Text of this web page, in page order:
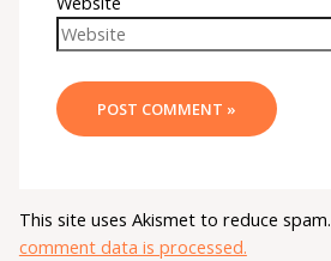
This site uses Akismet to reduce spam.
comment data is processed.